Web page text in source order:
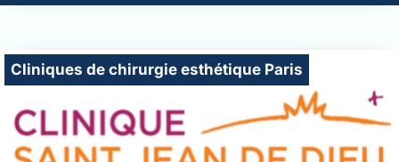
Cliniques de chirurgie esthétique Paris